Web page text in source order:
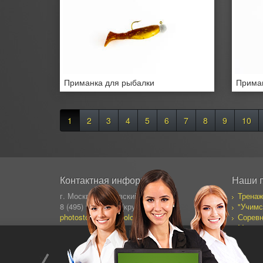
Приманка для рыбалки
1 2 3 4 5 6 7 8 9 10
Контактная информация
г. Москва, Сущевский Вал 64
8 (495) 995-82-95 (кругл.)
photostock@ergosolo.ru
Наши
Моя
Все